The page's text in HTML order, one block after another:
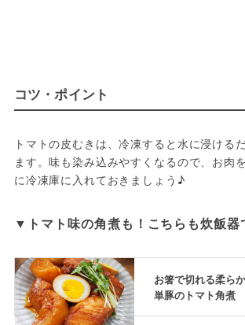
コツ・ポイント
トマトの皮むきは、冷凍すると水に浸ける
ます。味も染み込みやすくなるので、お肉
に冷凍庫に入れておきましょう♪
▼トマト味の角煮も！こちらも炊飯器
お箸で切れる柔ら
単豚のトマト角煮